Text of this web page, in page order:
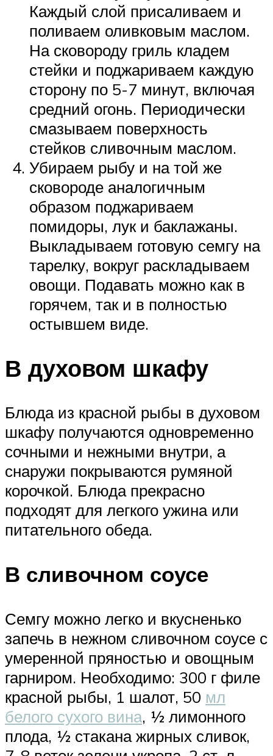
Каждый слой присаливаем и
поливаем оливковым маслом.
На сковороду гриль кладем
стейки и поджариваем каждую
сторону по 5-7 минут, включая
средний огонь. Периодически
смазываем поверхность
стейков сливочным маслом.
Убираем рыбу и на той же
сковороде аналогичным
образом поджариваем
помидоры, лук и баклажаны.
Выкладываем готовую семгу на
тарелку, вокруг раскладываем
овощи. Подавать можно как в
горячем, так и в полностью
остывшем виде.
В духовом шкафу
Блюда из красной рыбы в духовом
шкафу получаются одновременно
сочными и нежными внутри, а
снаружи покрываются румяной
корочкой. Блюда прекрасно
подходят для легкого ужина или
питательного обеда.
В сливочном соусе
Семгу можно легко и вкусненько
запечь в нежном сливочном соусе с
умеренной пряностью и овощным
гарниром. Необходимо: 300 г филе
красной рыбы, 1 шалот, 50 мл
белого сухого вина, ½ лимонного
плода, ½ стакана жирных сливок,